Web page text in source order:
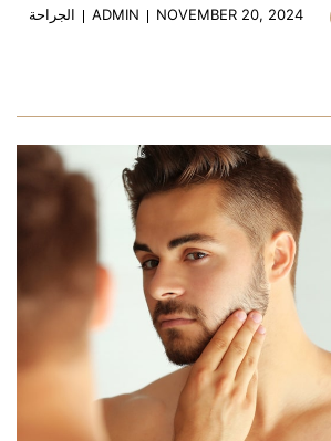
ADMIN NOVEMBER 20, 2024
الجراحة